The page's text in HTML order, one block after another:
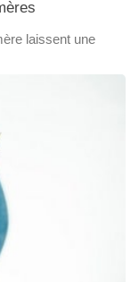
laissent une